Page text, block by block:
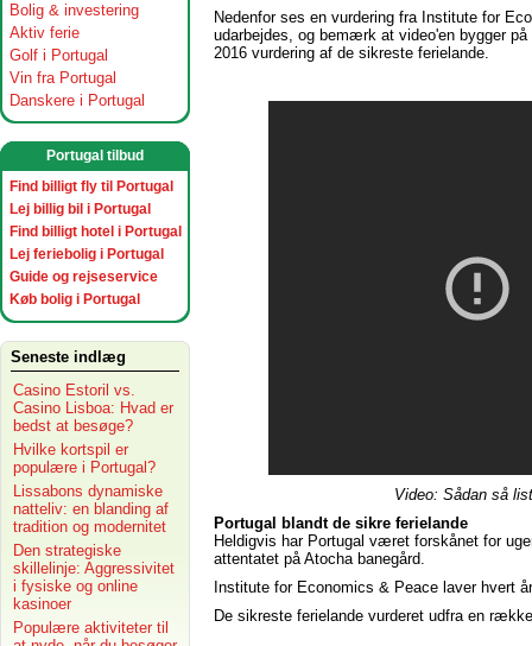
Bolig & investering
Aktiv ferie
Golf i Portugal
Vin fra Portugal
Danskere i Portugal
Portugal tilbud
Find billigt fly til Portugal
Lej billig bil i Portugal
Find billigt hotel i Portugal
Lej feriebolig i Portugal
Guide og rejseservice
Køb bolig i Portugal
Seneste indlæg
Casino Estoril vs.
Casino Lisboa: Hvad er
bedst at besøge?
Hvilke kortspil er
populære i Portugal?
Lissabons dynamiske
natteliv: en blanding af
tradition og modernitet
Den strategiske
skillelinje: Aggressivitet
i fysiske og online
kasinoer
Populære aktiviteter til
Nedenfor ses en vurdering fra Institute for
udarbejdes, og bemærk at video'en bygger
2016 vurdering af de sikreste ferielande.
Video: Sådan så listen over
Portugal blandt de sikre ferielande
Heldigvis har Portugal været forskånet for
attentatet på Atocha banegård.
Institute for Economics & Peace laver hvert
De sikreste ferielande vurderet udfra en